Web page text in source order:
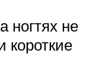
ногтях не
короткие